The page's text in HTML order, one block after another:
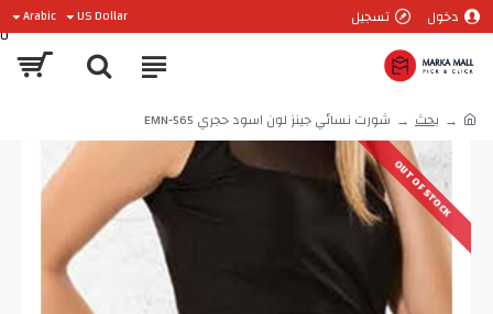
دخول تسجيل US Dollar
Arabic
0
بحث شورت نسائي جينز لون اسود حجري EMN-565
OUT OF STOCK